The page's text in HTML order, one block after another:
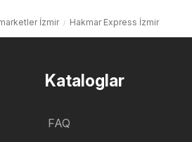
İzmir Hakmar Express İzmir
Kataloglar
FAQ